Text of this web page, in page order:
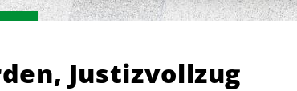
Justizvollzug